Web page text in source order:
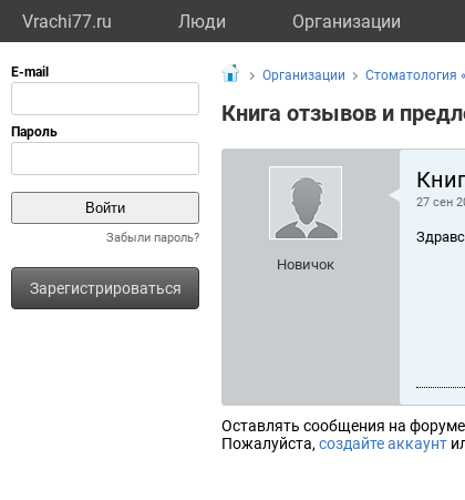
Vrachi77.ru Люди Организации
Забыли пароль?
Зарегистрироваться
Организации Стоматология
Книга отзывов и
Новичок
27 сен
Оставлять сообщения на
Пожалуйста, создайте аккаунт